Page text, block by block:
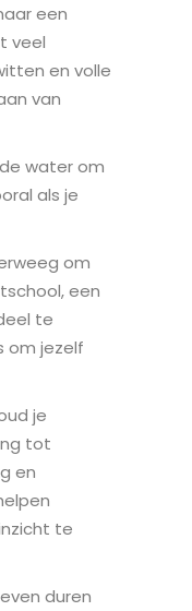
een
veel
en volle
van
water om
als je
om
een
te
om jezelf
je
tot
en
te
duren